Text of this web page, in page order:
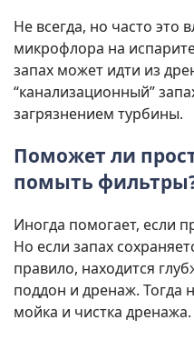
Не всегда, но часто это
микрофлора на
запах может идти из
“канализационный”
загрязнением турбины.
Поможет ли
помыть
Иногда помогает, если
Но если запах
правило, находится
поддон и дренаж. Тогда
мойка и чистка дренажа.